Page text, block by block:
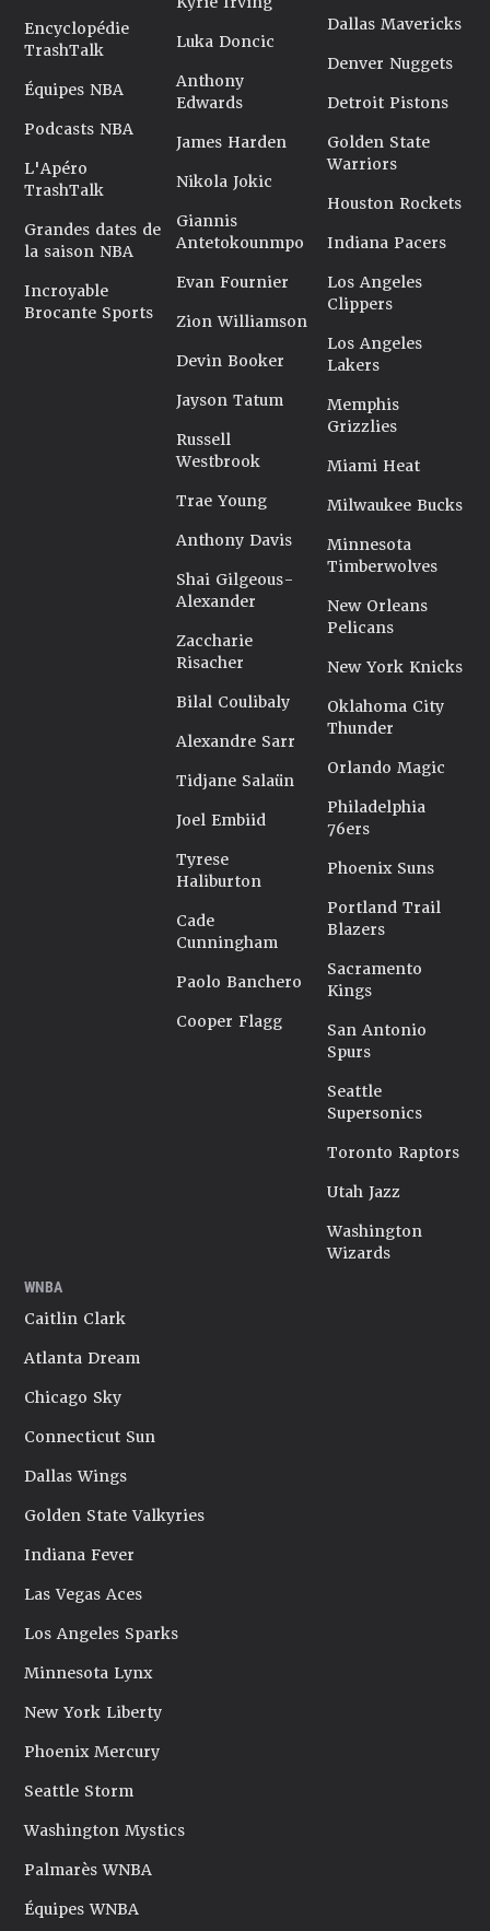
Encyclopédie
TrashTalk
Équipes NBA
Podcasts NBA
L'Apéro
TrashTalk
Grandes dates de
la saison NBA
Incroyable
Brocante Sports
Luka Doncic
Anthony
Edwards
James Harden
Nikola Jokic
Giannis
Antetokounmpo
Evan Fournier
Zion Williamson
Devin Booker
Jayson Tatum
Russell
Westbrook
Trae Young
Anthony Davis
Shai Gilgeous-
Alexander
Zaccharie
Risacher
Bilal Coulibaly
Alexandre Sarr
Tidjane Salaün
Joel Embiid
Tyrese
Haliburton
Cade
Cunningham
Paolo Banchero
Cooper Flagg
Dallas Mavericks
Denver Nuggets
Detroit Pistons
Golden State
Warriors
Houston Rockets
Indiana Pacers
Los Angeles
Clippers
Los Angeles
Lakers
Memphis
Grizzlies
Miami Heat
Milwaukee Bucks
Minnesota
Timberwolves
New Orleans
Pelicans
New York Knicks
Oklahoma City
Thunder
Orlando Magic
Philadelphia
76ers
Phoenix Suns
Portland Trail
Blazers
Sacramento
Kings
San Antonio
Spurs
Seattle
Supersonics
Toronto Raptors
Utah Jazz
Washington
Wizards
WNBA
Caitlin Clark
Atlanta Dream
Chicago Sky
Connecticut Sun
Dallas Wings
Golden State Valkyries
Indiana Fever
Las Vegas Aces
Los Angeles Sparks
Minnesota Lynx
New York Liberty
Phoenix Mercury
Seattle Storm
Washington Mystics
Palmarès WNBA
Équipes WNBA